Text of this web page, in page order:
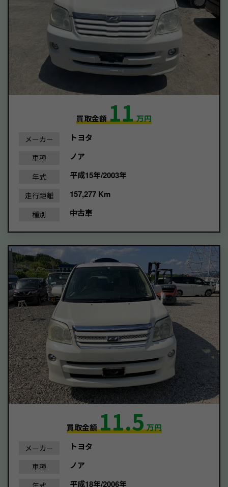
買取金額11万円
メーカー トヨタ
車種 ノア
年式 平成15年/2003年
走行距離 157,277 Km
種別 中古車
買取金額11.5万円
メーカー トヨタ
車種 ノア
平成18年/2006年